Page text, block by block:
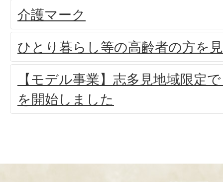
介護マーク
ひとり暮らし等の高齢者の方を
【モデル事業】志多見地域限定
を開始しました